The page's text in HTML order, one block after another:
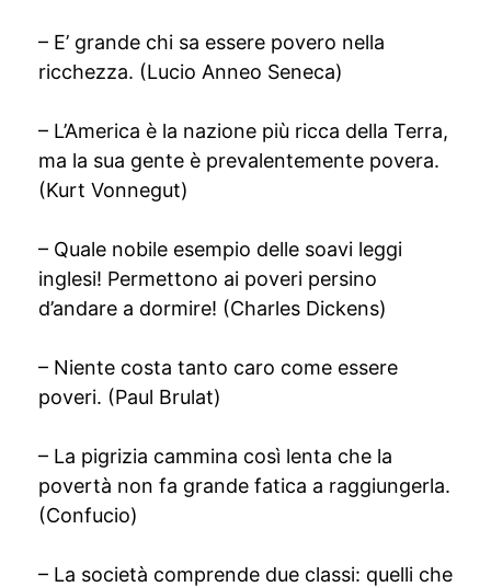
– E’ grande chi sa essere povero nella
ricchezza. (Lucio Anneo Seneca)
– L’America è la nazione più ricca della Terra,
ma la sua gente è prevalentemente povera.
(Kurt Vonnegut)
– Quale nobile esempio delle soavi leggi
inglesi! Permettono ai poveri persino
d’andare a dormire! (Charles Dickens)
– Niente costa tanto caro come essere
poveri. (Paul Brulat)
– La pigrizia cammina così lenta che la
povertà non fa grande fatica a raggiungerla.
(Confucio)
– La società comprende due classi: quelli che